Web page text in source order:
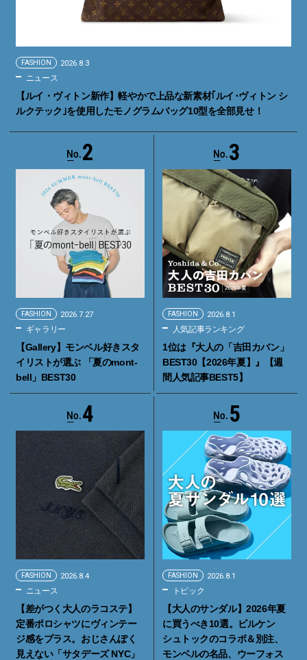
FASHION 2026.8.3
ニュース
【ルイ・ヴィトン新作】軽やかで上品な新素材｢ルイ･ヴィトン シ
ルクテック｣を使用したモノグラムバッグ10型を全部見せ！
2
FASHION 2026.7.27
ギャラリー
【Gallery】モンベル好きスタ
イリストが選ぶ 「夏のmont-
bell」BEST30
3
FASHION 2026.8.1
人気記事ランキング
1位は『大人の「吉田カバン」
BEST30【2026年夏】』【週
間人気記事BEST5】
4
FASHION 2026.8.4
ニュース
【差がつく大人のラコステ】
定番ポロシャツにヴィンテー
ジ感をプラス。おじさんぽく
見えない「サタデーズ NYC」
5
FASHION 2026.8.1
トピック
【大人のサンダル】2026年夏
に買うべき10選。ビルケン
シュトックのコラボ＆別注、
モンベルの名品、ウーフォス